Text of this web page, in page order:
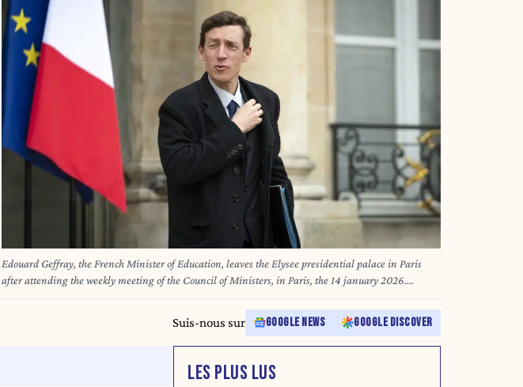
Edouard Geffray, the French Minister of Education, leaves the Elysee presidential palace in Paris
after attending the weekly meeting of the Council of Ministers, in Paris, the 14 january 2026.
Edouard Geffray, le ministre francais de l Education, sort du palais presidentiel de l Elysee a Paris
apres avoir participe a la reunion hebdomadaire du Conseil des ministres, a Paris, le 14 janvier
Suis-nous sur GOOGLE NEWS GOOGLE DISCOVER
LES PLUS LUS